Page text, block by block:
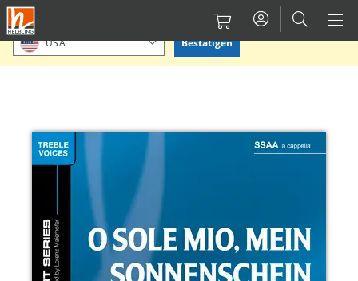
Direkt
zum
Inhalt
Bitte Standort bestätigen oder einen anderen auswählen.
USA Bestätigen